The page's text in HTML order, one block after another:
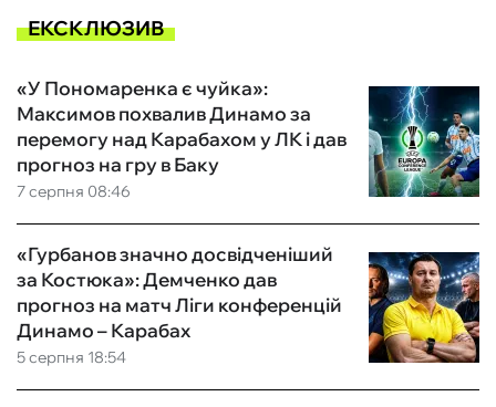
ЕКСКЛЮЗИВ
7 серпня 08:46
«У Пономаренка є чуйка»:
Максимов похвалив Динамо за
перемогу над Карабахом у ЛК і дав
прогноз на гру в Баку
5 серпня 18:54
«Гурбанов значно досвідченіший
за Костюка»: Демченко дав
прогноз на матч Ліги конференцій
Динамо – Карабах